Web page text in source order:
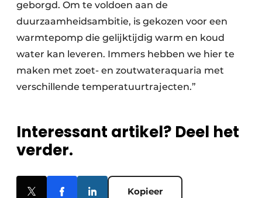
geborgd. Om te voldoen aan de
duurzaamheidsambitie, is gekozen voor een
warmtepomp die gelijktijdig warm en koud
water kan leveren. Immers hebben we hier te
maken met zoet- en zoutwateraquaria met
verschillende temperatuurtrajecten.”
Interessant artikel? Deel het
verder.
Kopieer